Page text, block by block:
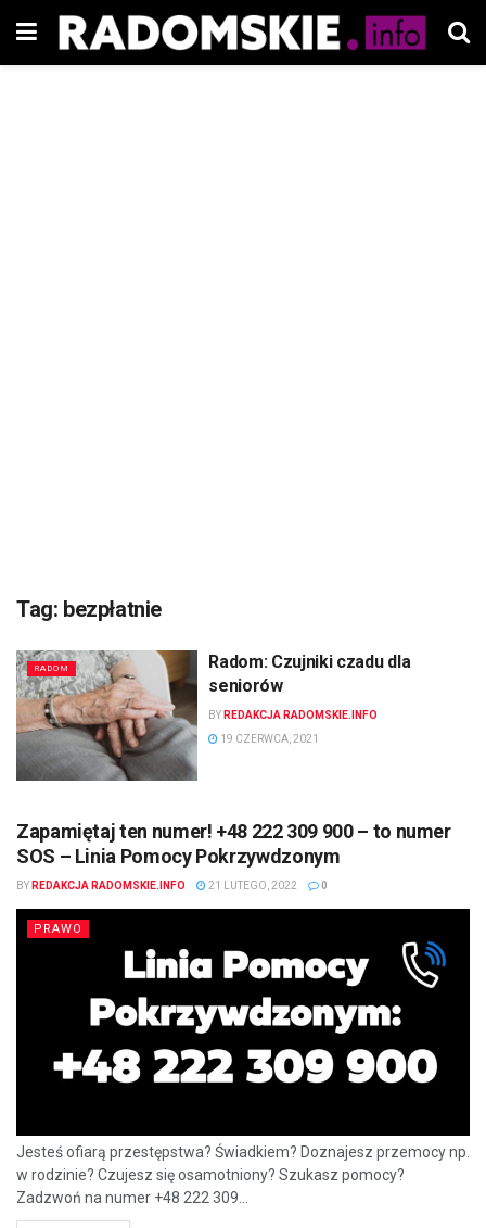
Tag: bezpłatnie
RADOM
Radom: Czujniki czadu dla
seniorów
BY REDAKCJA RADOMSKIE.INFO
19 CZERWCA, 2021
Zapamiętaj ten numer! +48 222 309 900 – to numer
SOS – Linia Pomocy Pokrzywdzonym
BY REDAKCJA RADOMSKIE.INFO 21 LUTEGO, 2022 0
PRAWO
Jesteś ofiarą przestępstwa? Świadkiem? Doznajesz przemocy np.
w rodzinie? Czujesz się osamotniony? Szukasz pomocy?
Zadzwoń na numer +48 222 309...